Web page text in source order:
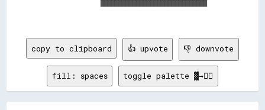
copy to clipboard 👍 upvote 👎 downvote
fill: spaces toggle palette ▓→✊🏽